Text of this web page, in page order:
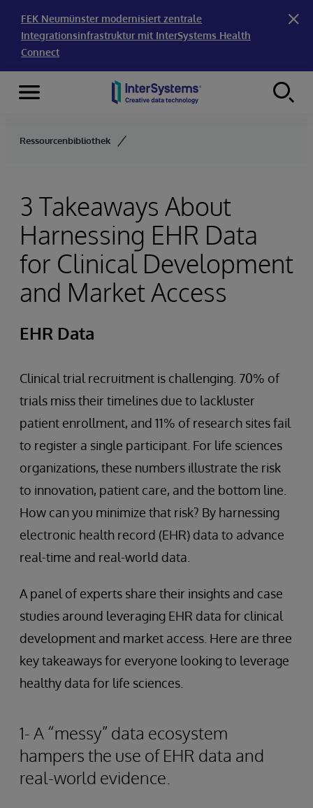
FEK Neumünster modernisiert zentrale
Integrationsinfrastruktur mit InterSystems Health
Connect
Skip to content
Menu
Ressourcenbibliothek
3 Takeaways About
Harnessing EHR Data
for Clinical Development
and Market Access
EHR Data
Clinical trial recruitment is challenging. 70% of
trials miss their timelines due to lackluster
patient enrollment, and 11% of research sites fail
to register a single participant. For life sciences
organizations, these numbers illustrate the risk
to innovation, patient care, and the bottom line.
How can you minimize that risk? By harnessing
electronic health record (EHR) data to advance
real-time and real-world data.
A panel of experts share their insights and case
studies around leveraging EHR data for clinical
development and market access. Here are three
key takeaways for everyone looking to leverage
healthy data for life sciences.
1- A “messy” data ecosystem
hampers the use of EHR data and
real-world evidence.